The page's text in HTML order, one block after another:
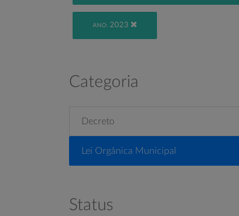
ANO: 2023
Categoria
Decreto
Lei Orgânica Municipal
Status